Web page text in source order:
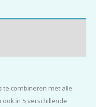
te combineren met alle
ook in 5 verschillende